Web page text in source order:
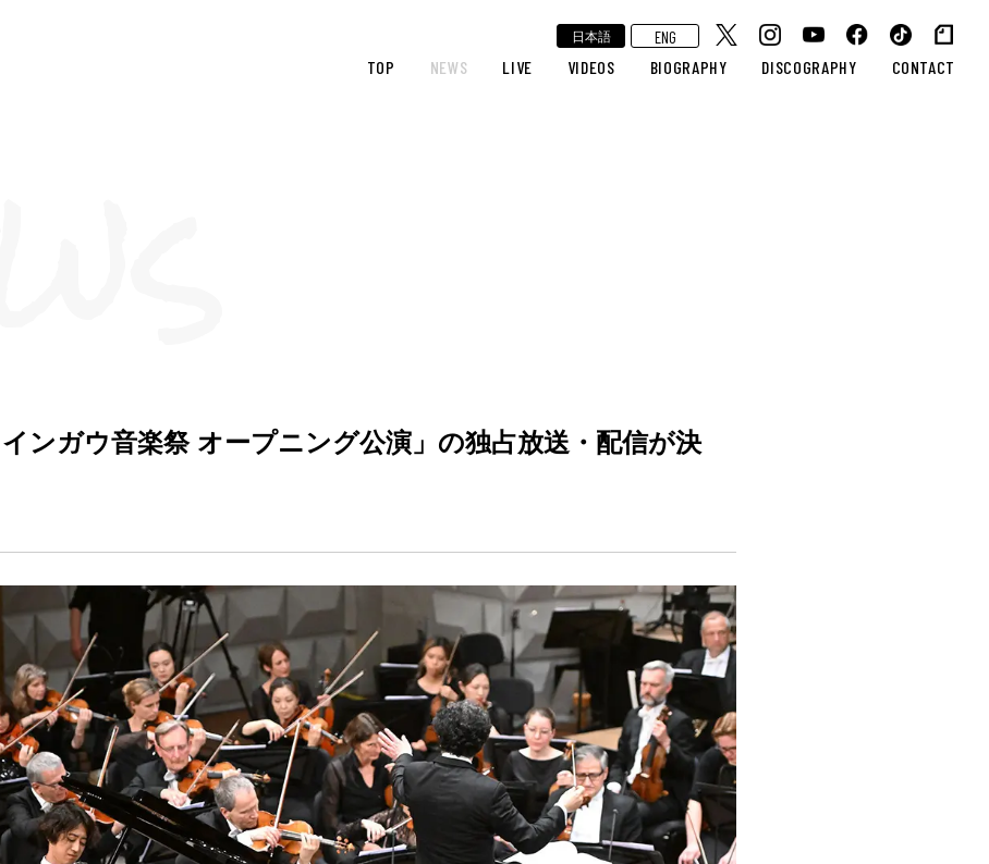
TOP NEWS LIVE VIDEOS BIOGRAPHY DISCOGRAPHY CONTACT
日本語 ENG
ンガウ音楽祭 オープニング公演」の独占放送・配信が決